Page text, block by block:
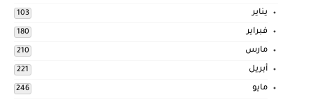
يناير 103
فبراير 180
مارس 210
أبريل 221
مايو 246